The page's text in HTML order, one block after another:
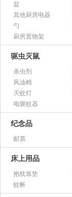
盆
其他厨房电器
勺
厨房置物架
驱虫灭鼠
杀虫剂
风油精
灭蚊灯
电驱蚊器
纪念品
邮票
床上用品
抱枕靠垫
蚊帐